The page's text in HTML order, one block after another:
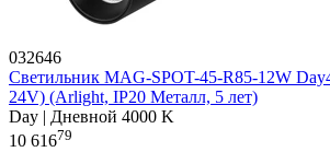
032646
Светильник MAG-SPOT-45-R85-12W
24V) (Arlight, IP20 Металл, 5 лет)
Day | Дневной 4000 K
10 61679